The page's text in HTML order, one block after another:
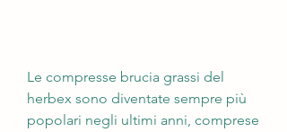
Le compresse brucia grassi del
herbex sono diventate sempre più
popolari negli ultimi anni, comprese